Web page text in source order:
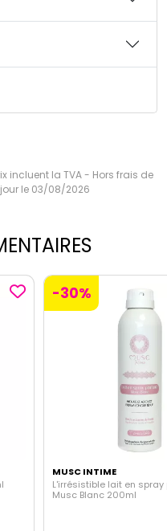
incluent la TVA - Hors frais de
le 03/08/2026
-30%
MUSC INTIME
L'irrésistible lait en spray
Musc Blanc 200ml